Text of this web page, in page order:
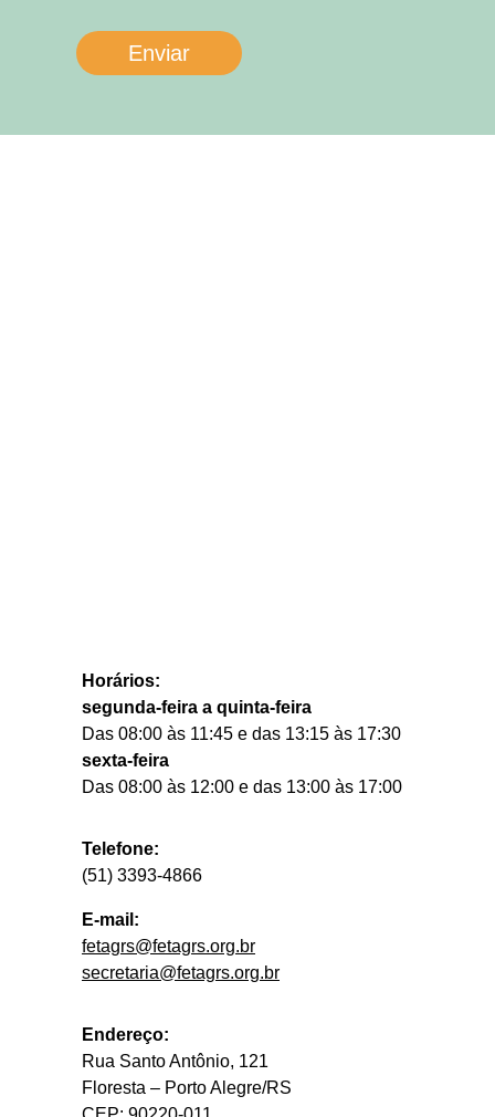
Endereço:
Rua Santo Antônio, 121
Floresta – Porto Alegre/RS
Telefone:
(51) 3393-4866
E-mail:
fetagrs@fetagrs.org.br
secretaria@fetagrs.org.br
Horários:
segunda-feira a quinta-feira
Das 08:00 às 11:45 e das 13:15 às 17:30
sexta-feira
Das 08:00 às 12:00 e das 13:00 às 17:00